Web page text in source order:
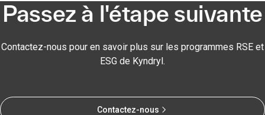
Passez à l'étape suivante
Contactez-nous pour en savoir plus sur les programmes RSE et
ESG de Kyndryl.
Contactez-nous